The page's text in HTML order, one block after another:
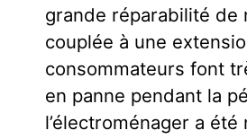
grande réparabilité de
couplée à une
consommateurs font
en panne pendant la
l’électroménager a été